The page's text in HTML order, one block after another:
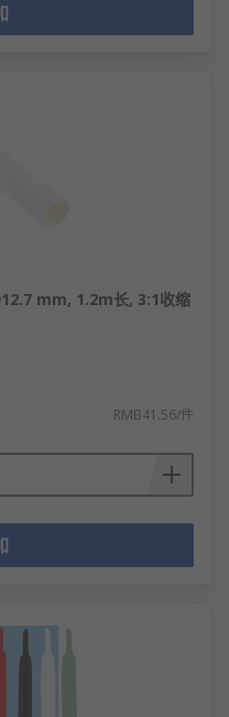
mm, 1.2m长, 3:1收缩
RMB41.56/件